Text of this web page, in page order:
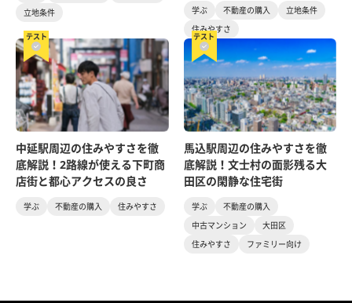
立地条件
学ぶ 不動産の購入
立地条件
住みやすさ
テスト
中延駅周辺の住みやすさを徹
底解説！2路線が使える下町商
店街と都心アクセスの良さ
学ぶ 不動産の購入 住みやすさ
テスト
馬込駅周辺の住みやすさを徹
底解説！文士村の面影残る大
田区の閑静な住宅街
学ぶ
不動産の購入
中古マンション
大田区
住みやすさ
ファミリー向け